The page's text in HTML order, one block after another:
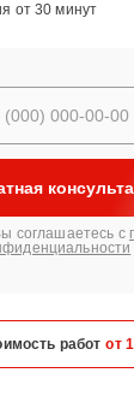
от 30 минут
соглашаетесь с
работ от